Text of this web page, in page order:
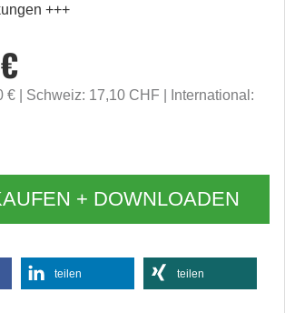
+++
€ Schweiz: 17,10 CHF
International:
+ DOWNLOADEN
teilen teilen